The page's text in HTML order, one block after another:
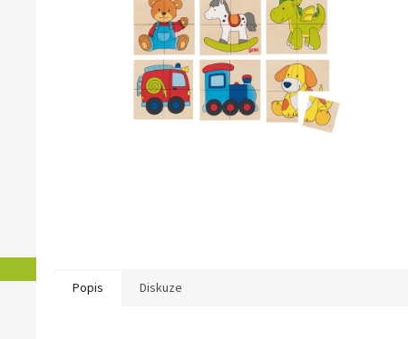
Popis Diskuze